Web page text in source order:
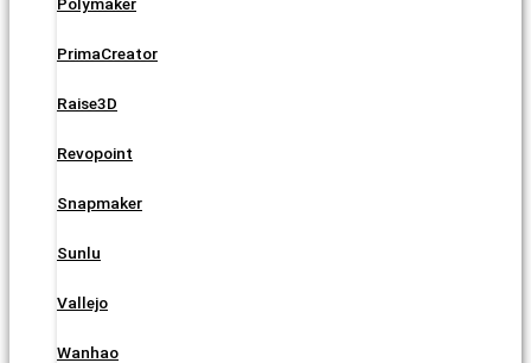
PrimaCreator
Raise3D
Revopoint
Snapmaker
Sunlu
Vallejo
Wanhao